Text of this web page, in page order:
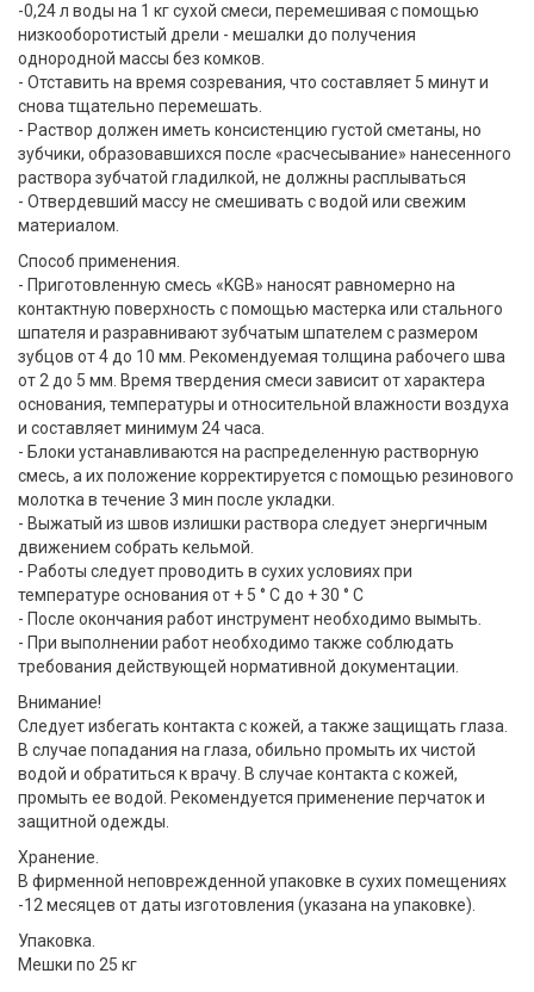
-0,24 л воды на 1 кг сухой смеси, перемешивая с помощью
низкооборотистый дрели - мешалки до получения
однородной массы без комков.
- Отставить на время созревания, что составляет 5 минут и
снова тщательно перемешать.
- Раствор должен иметь консистенцию густой сметаны, но
зубчики, образовавшихся после «расчесывание» нанесенного
раствора зубчатой ​​гладилкой, не должны расплываться
- Отвердевший массу не смешивать с водой или свежим
материалом.
Способ применения.
- Приготовленную смесь «KGB» наносят равномерно на
контактную поверхность с помощью мастерка или стального
шпателя и разравнивают зубчатым шпателем с размером
зубцов от 4 до 10 мм. Рекомендуемая толщина рабочего шва
от 2 до 5 мм. Время твердения смеси зависит от характера
основания, температуры и относительной влажности воздуха
и составляет минимум 24 часа.
- Блоки устанавливаются на распределенную растворную
смесь, а их положение корректируется с помощью резинового
молотка в течение 3 мин после укладки.
- Выжатый из швов излишки раствора следует энергичным
движением собрать кельмой.
- Работы следует проводить в сухих условиях при
температуре основания от + 5 ° С до + 30 ° С
- После окончания работ инструмент необходимо вымыть.
- При выполнении работ необходимо также соблюдать
требования действующей нормативной документации.
Внимание!
Следует избегать контакта с кожей, а также защищать глаза.
В случае попадания на глаза, обильно промыть их чистой
водой и обратиться к врачу. В случае контакта с кожей,
промыть ее водой. Рекомендуется применение перчаток и
защитной одежды.
Хранение.
В фирменной неповрежденной упаковке в сухих помещениях
-12 месяцев от даты изготовления (указана на упаковке).
Упаковка.
Мешки по 25 кг